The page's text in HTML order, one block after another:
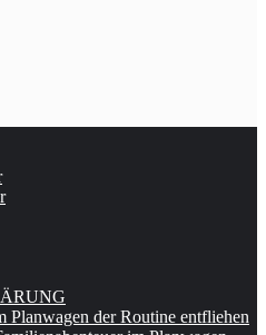
Planwagen der Routine entfliehen